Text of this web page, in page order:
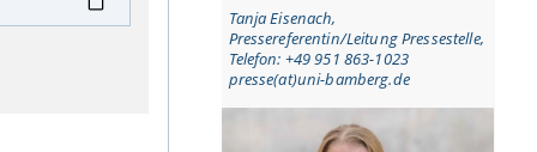
Tanja Eisenach,
Pressereferentin/Leitung Pressestelle,
Telefon: +49 951 863-1023
presse(at)uni-bamberg.de